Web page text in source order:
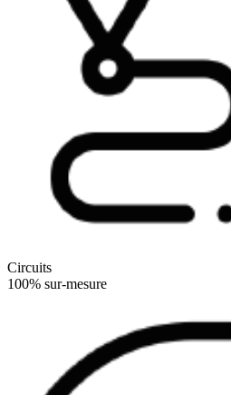
Circuits
100% sur-mesure